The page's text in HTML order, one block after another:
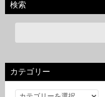
検索
カテゴリー
カ